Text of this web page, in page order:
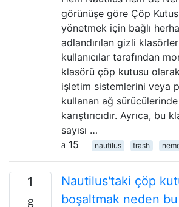
görünüşe göre Çöp
yönetmek için bağlı
adlandırılan gizli
kullanıcılar tarafından
klasörü çöp kutusu
işletim sistemlerini veya
kullanan ağ
karıştırıcıdır. Ayrıca, bu
sayısı …
15
nautilus trash
1
Nautilus'taki çöp
boşaltmak neden